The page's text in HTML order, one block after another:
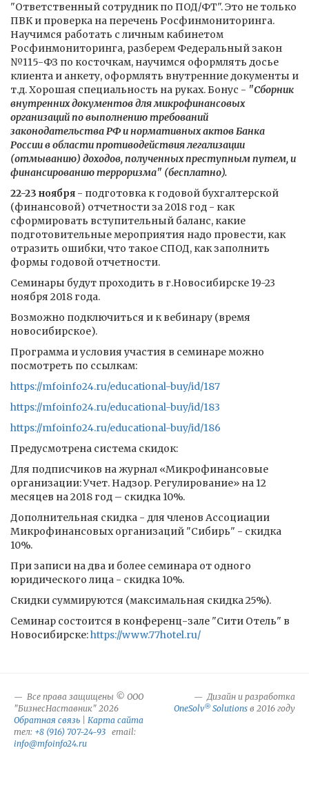
"Ответственный сотрудник по ПОД/ФТ". Это не только
ПВК и проверка на перечень Росфинмониторинга.
Научимся работать с личным кабинетом
Росфинмониторинга, разберем Федеральный закон
№115-ФЗ по косточкам, научимся оформлять досье
клиента и анкету, оформлять внутренние документы и
т.д. Хорошая специальность на руках. Бонус - "Сборник
внутренних документов для микрофинансовых
организаций по выполнению требований
законодательства РФ и нормативных актов Банка
России в области противодействия легализации
(отмыванию) доходов, полученных преступным путем, и
финансированию терроризма" (бесплатно).
22-23 ноября - подготовка к годовой бухгалтерской
(финансовой) отчетности за 2018 год - как
сформировать вступительный баланс, какие
подготовительные мероприятия надо провести, как
отразить ошибки, что такое СПОД, как заполнить
формы годовой отчетности.
Семинары будут проходить в г.Новосибирске 19-23
ноября 2018 года.
Возможно подключиться и к вебинару (время
новосибирское).
Программа и условия участия в семинаре можно
посмотреть по ссылкам:
https://mfoinfo24.ru/educational-buy/id/187
https://mfoinfo24.ru/educational-buy/id/183
https://mfoinfo24.ru/educational-buy/id/186
Предусмотрена система скидок:
Для подписчиков на журнал «Микрофинансовые
организации: Учет. Надзор. Регулирование» на 12
месяцев на 2018 год – скидка 10%.
Дополнительная скидка - для членов Ассоциации
Микрофинансовых организаций "Сибирь" - скидка
10%.
При записи на два и более семинара от одного
юридического лица - скидка 10%.
Скидки суммируются (максимальная скидка 25%).
Семинар состоится в конференц-зале "Сити Отель" в
Новосибирске:https://www.77hotel.ru/
Все права защищены © ООО
"БизнесНаставник" 2026
Обратная связь
Карта сайта
тел: +8 (916) 707-24-93 email:
info@mfoinfo24.ru
Дизайн и разработка
OneSolv® Solutions в 2016 году